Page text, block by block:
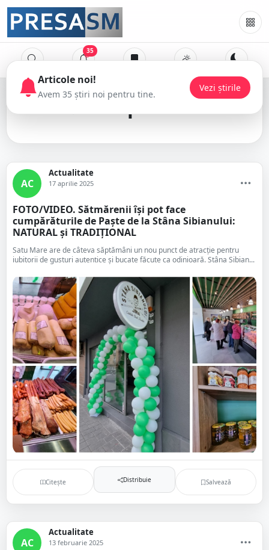
35
cumpărături
AC
Actualitate
17 aprilie 2025
FOTO/VIDEO. Sătmărenii își pot face
cumpărăturile de Paște de la Stâna Sibianului:
NATURAL și TRADIȚIONAL
Satu Mare are de câteva săptămâni un nou punct de atracție pentru
iubitorii de gusturi autentice și bucate făcute ca odinioară. Stâna Sibian...
Citește Distribuie Salvează
AC
Actualitate
13 februarie 2025